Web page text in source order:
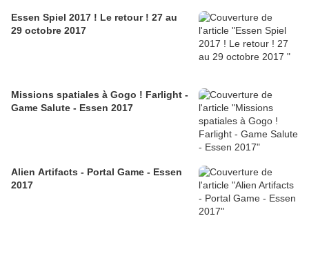
Essen Spiel 2017 ! Le retour ! 27 au
29 octobre 2017
Missions spatiales à Gogo ! Farlight -
Game Salute - Essen 2017
Alien Artifacts - Portal Game - Essen
2017